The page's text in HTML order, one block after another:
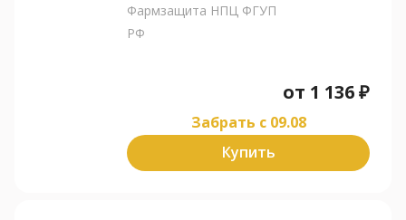
Фармзащита НПЦ ФГУП
РФ
от 1 136₽
Забрать c 09.08
Купить